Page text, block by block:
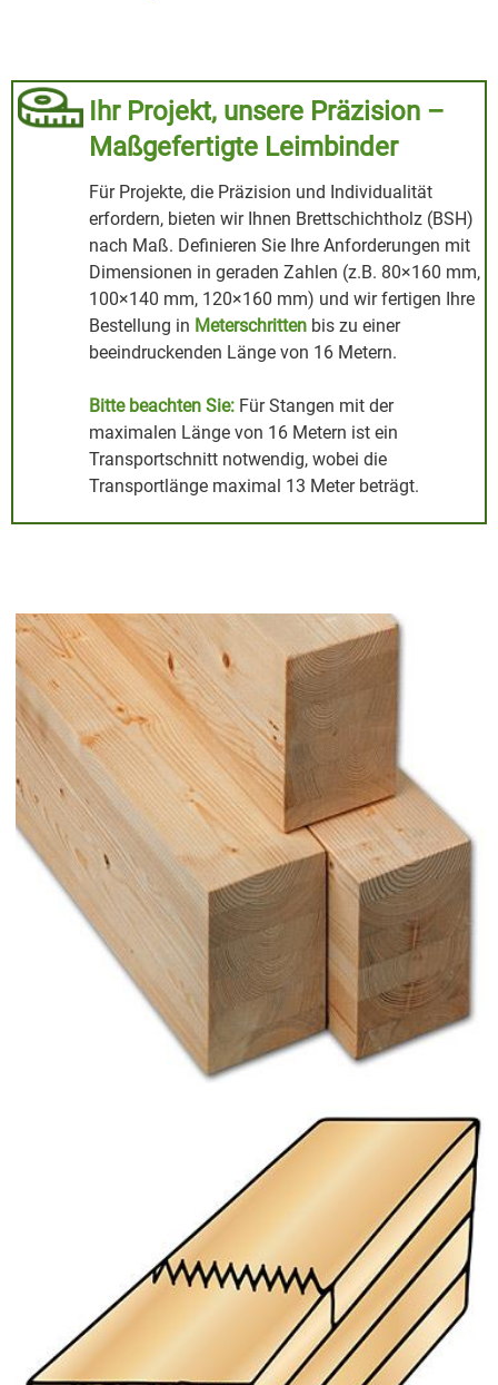
Ihr Projekt, unsere Präzision –
Maßgefertigte Leimbinder
Für Projekte, die Präzision und Individualität
erfordern, bieten wir Ihnen Brettschichtholz (BSH)
nach Maß. Definieren Sie Ihre Anforderungen mit
Dimensionen in geraden Zahlen (z.B. 80×160 mm,
100×140 mm, 120×160 mm) und wir fertigen Ihre
Bestellung in Meterschrittenbis zu einer
beeindruckenden Länge von 16 Metern.
Bitte beachten Sie:Für Stangen mit der
maximalen Länge von 16 Metern ist ein
Transportschnitt notwendig, wobei die
Transportlänge maximal 13 Meter beträgt.